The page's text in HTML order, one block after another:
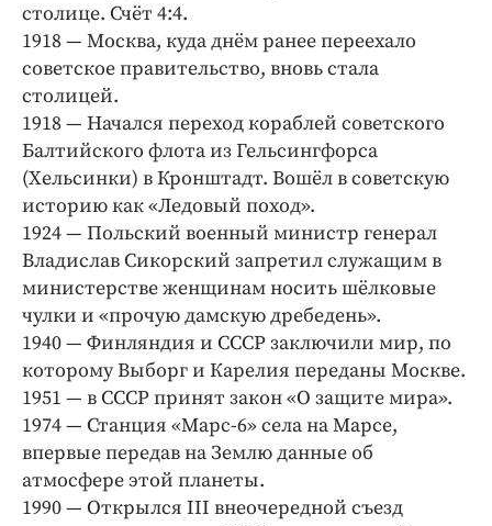
столице. Счёт 4:4.
1918 — Москва, куда днём ранее переехало
советское правительство, вновь стала
столицей.
1918 — Начался переход кораблей советского
Балтийского флота из Гельсингфорса
(Хельсинки) в Кронштадт. Вошёл в советскую
историю как «Ледовый поход».
1924 — Польский военный министр генерал
Владислав Сикорский запретил служащим в
министерстве женщинам носить шёлковые
чулки и «прочую дамскую дребедень».
1940 — Финляндия и СССР заключили мир, по
которому Выборг и Карелия переданы Москве.
1951 — в СССР принят закон «О защите мира».
1974 — Станция «Марс-6» села на Марсе,
впервые передав на Землю данные об
атмосфере этой планеты.
1990 — Открылся III внеочередной съезд